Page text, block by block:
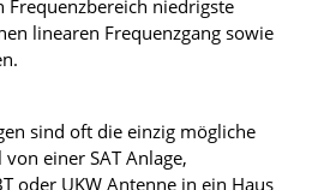
niedrigste
linearen Frequenzgang sowie
sind oft die einzig mögliche
einer SAT Anlage,
oder UKW Antenne in ein Haus